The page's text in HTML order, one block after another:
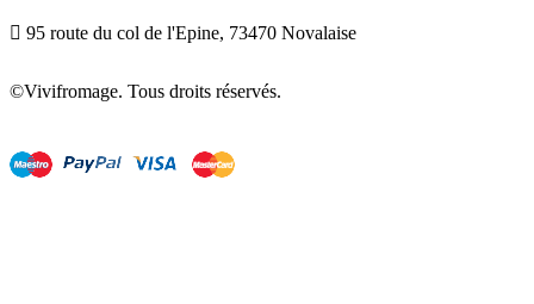
 95 route du col de l'Epine, 73470 Novalaise
©Vivifromage. Tous droits réservés.